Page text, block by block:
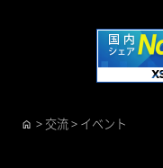
home > 交流> イベント